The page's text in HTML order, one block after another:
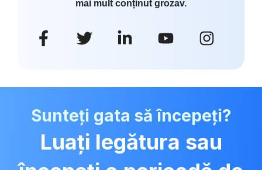
mai mult conținut grozav.
Sunteți gata să începeți?
Luați legătura sau